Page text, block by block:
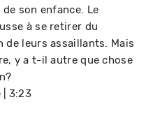
son enfance. Le
à se retirer du
de leurs assaillants. Mais
y a t-il autre que chose
3:23